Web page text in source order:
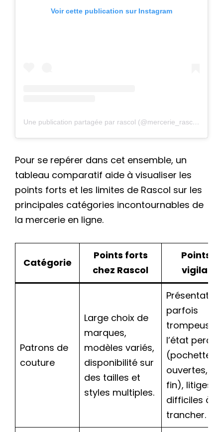
Voir cette publication sur Instagram
Une publication partagée par rascol (@mercerie_rascol)
Pour se repérer dans cet ensemble, un
tableau comparatif aide à visualiser les
points forts et les limites de Rascol sur les
principales catégories incontournables de
la mercerie en ligne.
Catégorie
Points forts
chez Rascol
Points
Patrons de
couture
Large choix de
marques,
modèles variés,
disponibilité sur
des tailles et
styles multiples.
Présentation
parfois
trompeuse
l’état perçu
(pochettes
ouvertes,
fin), litiges
difficiles à
trancher.